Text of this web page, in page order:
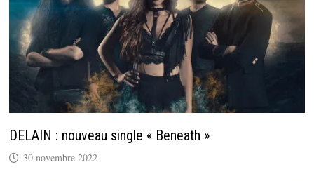
DELAIN : nouveau single « Beneath »
30 novembre 2022